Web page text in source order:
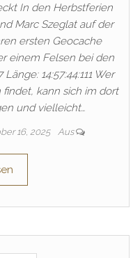
In den Herbstferien
Marc Szeglat auf der
ersten Geocache
einem Felsen bei den
14:57:44:111 Wer
kann sich im dort
und vielleicht…
16, 2025 Aus